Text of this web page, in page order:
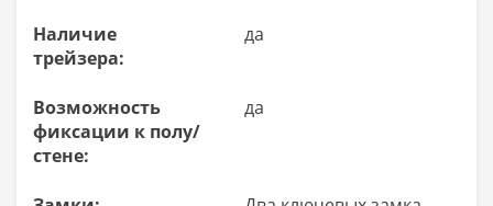
Наличие
трейзера:
да
Возможность
фиксации к полу/
стене:
да